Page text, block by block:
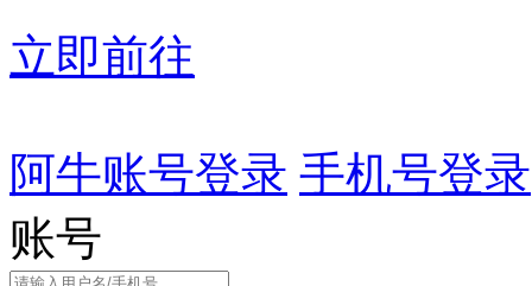
立即前往
阿牛账号登录 手机号登录
账号